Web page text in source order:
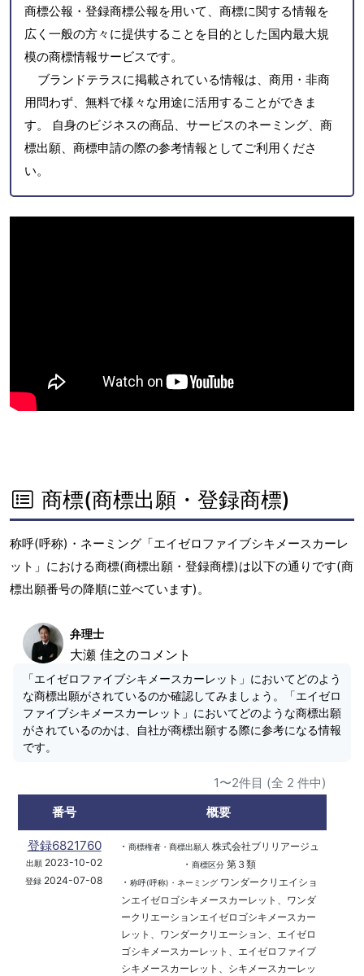
商標公報・登録商標公報を用いて、商標に関する情報を
広く一般の方々に提供することを目的とした国内最大規
模の商標情報サービスです。
ブランドテラスに掲載されている情報は、商用・非商
用問わず、無料で様々な用途に活用することができま
す。 自身のビジネスの商品、サービスのネーミング、商
標出願、商標申請の際の参考情報としてご利用くださ
い。
商標(商標出願・登録商標)
称呼(呼称)・ネーミング「エイゼロファイブシキメースカーレ
ット」における商標(商標出願・登録商標)は以下の通りです(商
標出願番号の降順に並べています)。
弁理士
大瀬 佳之のコメント
「エイゼロファイブシキメースカーレット」においてどのよう
な商標出願がされているのか確認してみましょう。「エイゼロ
ファイブシキメースカーレット」においてどのような商標出願
がされているのかは、自社が商標出願する際に参考になる情報
です。
1〜2件目 (全 2 件中)
番号
概要
登録6821760
出願 2023-10-02
登録 2024-07-08
・ 商標権者・商標出願人 株式会社ブリリアージュ
・ 商標区分第３類
・ 称呼(呼称)・ネーミングワンダークリエイショ
ンエイゼロゴシキメースカーレット、ワンダ
ークリエーションエイゼロゴシキメースカー
レット、ワンダークリエーション、エイゼロ
ゴシキメースカーレット、エイゼロファイブ
シキメースカーレット、シキメースカーレッ